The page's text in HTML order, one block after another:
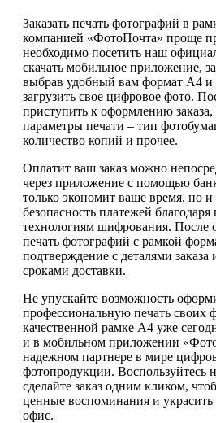
Заказать печать фотографий в
компанией «ФотоПочта» проще
необходимо посетить наш
скачать мобильное приложение,
выбрав удобный вам формат А4 и
загрузить свое цифровое фото.
приступить к оформлению
параметры печати – тип
количество копий и прочее.
Оплатит ваш заказ можно
через приложение с помощью
только экономит ваше время, но и
безопасность платежей
технологиям шифрования. После
печать фотографий с рамкой
подтверждение с деталями
сроками доставки.
Не упускайте возможность
профессиональную печать своих
качественной рамке А4 уже
и в мобильном приложении
надежном партнере в мире
фотопродукции. Воспользуйтесь
сделайте заказ одним кликом,
ценные воспоминания и
офис.